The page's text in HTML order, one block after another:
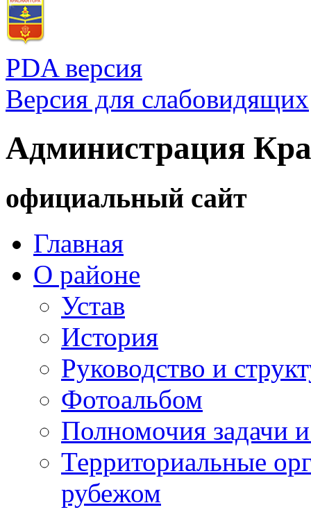
PDA версия
Версия для слабовидящих
Администрация
официальный сайт
Главная
О районе
Устав
История
Руководство и
Фотоальбом
Полномочия задачи
Территориальные
рубежом